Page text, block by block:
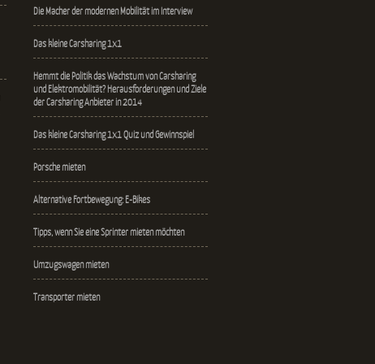
Die Macher der modernen Mobilität im Interview
Das kleine Carsharing 1x1
Hemmt die Politik das Wachstum von Carsharing
und Elektromobilität? Herausforderungen und Ziele
der Carsharing Anbieter in 2014
Das kleine Carsharing 1x1 Quiz und Gewinnspiel
Porsche mieten
Alternative Fortbewegung: E-Bikes
Tipps, wenn Sie eine Sprinter mieten möchten
Umzugswagen mieten
Transporter mieten